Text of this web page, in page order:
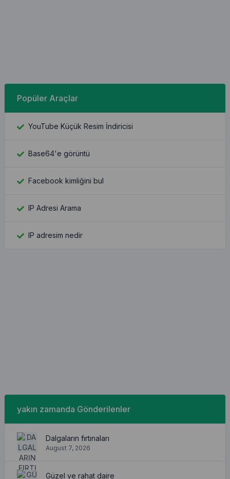
Popüler Araçlar
YouTube Küçük Resim İndiricisi
Base64'e görüntü
Facebook kimliğini bul
IP Adresi Arama
IP adresim nedir
yakın zamanda Gönderilenler
Dalgaların fırtınaları
August 7, 2026
Güzel ve rahat daire